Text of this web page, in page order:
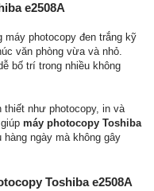
e2508A
máy photocopy đen trắng kỹ
văn phòng vừa và nhỏ.
bố trí trong nhiều không
như photocopy, in và
máy photocopy Toshiba
ngày mà không gây
Toshiba e2508A